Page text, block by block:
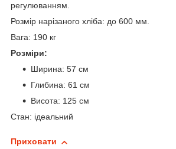
регулюванням.
Розмір нарізаного хліба: до 600 мм.
Вага: 190 кг
Розміри:
Ширина: 57 см
Глибина: 61 см
Висота: 125 см
Стан: ідеальний
Приховати